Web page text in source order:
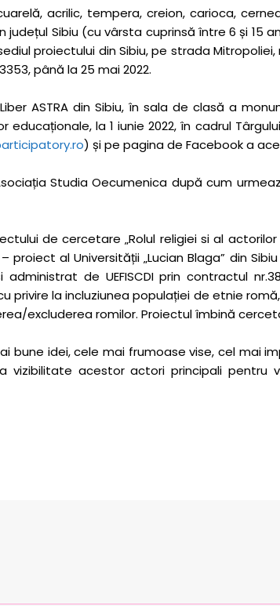
acrilic, tempera, creion, carioca,
județul Sibiu (cu vârsta cuprinsă între 6 și 15
proiectului din Sibiu, pe strada
până la 25 mai 2022.
ASTRA din Sibiu, în sala de clasă a
la 1 iunie 2022, în cadrul
) și pe pagina de Facebook a
Studia Oecumenica după cum
de cercetare „Rolul religiei si al
proiect al Universității „Lucian Blaga” din
de UEFISCDI prin contractul
privire la incluziunea populației de etnie
excluderea romilor. Proiectul îmbină
bune idei, cele mai frumoase vise, cel mai
acestor actori principali pentru